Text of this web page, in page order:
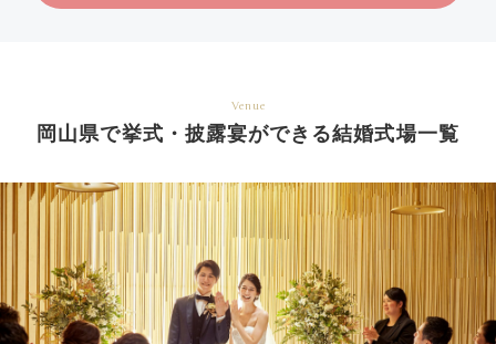
Venue
岡山県で挙式・披露宴ができる結婚式場一覧